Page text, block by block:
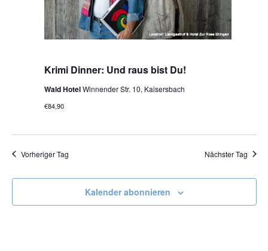
Krimi Dinner: Und raus bist Du!
Wald HotelWinnender Str. 10, Kaisersbach
€84,90
Vorheriger Tag Nächster Tag
Kalender abonnieren